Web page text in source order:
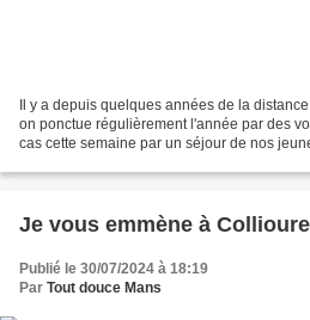
Il y a depuis quelques années de la
on ponctue régulièrement l'année par des
cas cette semaine par un séjour de nos
Je vous emmène à
Publié le 30/07/2024 à 18:19
Par Tout douce Mans